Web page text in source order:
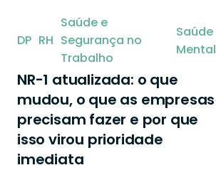
DP RH
Saúde e
Segurança no
Trabalho
Saúde
Mental
NR-1 atualizada: o que
mudou, o que as empresas
precisam fazer e por que
isso virou prioridade
imediata